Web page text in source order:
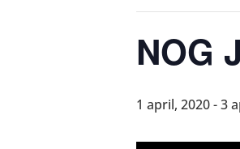
NOG
1 april, 2020-3